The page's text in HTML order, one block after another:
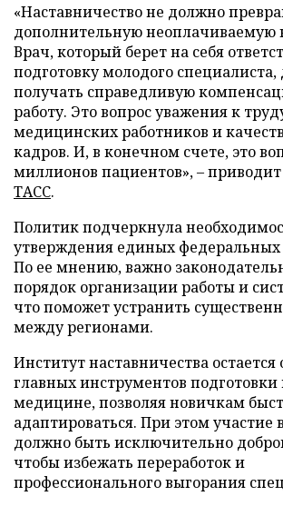
«Наставничество не должно
дополнительную неоплачиваемую
Врач, который берет на себя
подготовку молодого
получать справедливую
работу. Это вопрос уважения к
медицинских работников и
кадров. И, в конечном счете, это
миллионов пациентов», –
ТАСС.
Политик подчеркнула
утверждения единых федеральных
По ее мнению, важно
порядок организации работы и
что поможет устранить
между регионами.
Институт наставничества
главных инструментов подготовки
медицине, позволяя новичкам
адаптироваться. При этом участие
должно быть исключительно
чтобы избежать переработок и
профессионального выгорания